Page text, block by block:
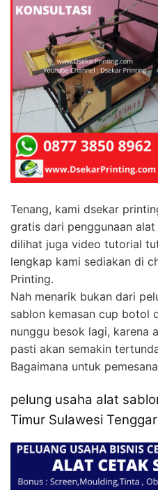
Tenang, kami dsekar
gratis dari penggunaan
dilihat juga video tutorial
lengkap kami sediakan di
Printing.
Nah menarik bukan dari
sablon kemasan cup botol
nunggu besok lagi, karena
pasti akan semakin
Bagaimana untuk
pelung usaha alat
Timur Sulawesi